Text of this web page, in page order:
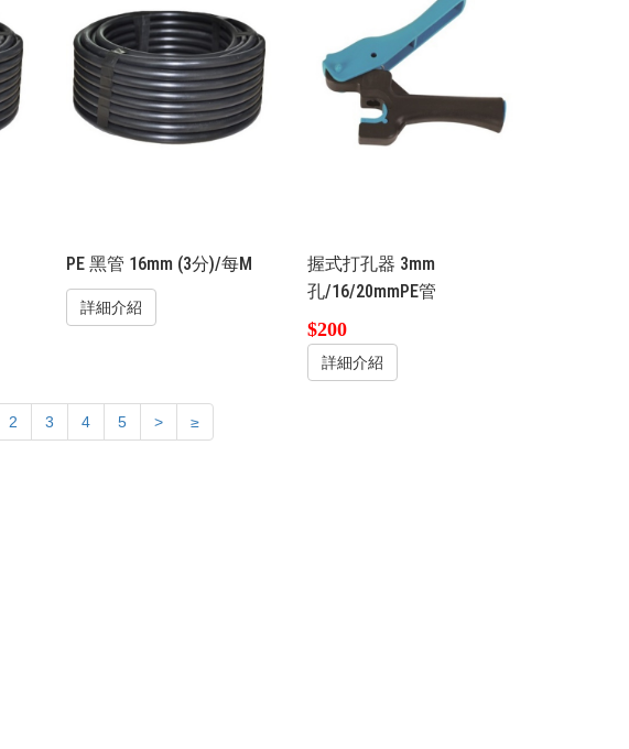
PE 黑管 16mm (3分)/每M
詳細介紹
握式打孔器 3mm
孔/16/20mmPE管
$200
詳細介紹
2 3 4 5 > ≥